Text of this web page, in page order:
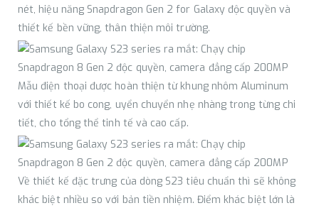
nét, hiệu năng Snapdragon Gen 2 for Galaxy độc quyền và
thiết kế bền vững, thân thiện môi trường.
Mẫu điện thoại được hoàn thiện từ khung nhôm Aluminum
với thiết kế bo cong, uyển chuyển nhẹ nhàng trong từng chi
tiết, cho tổng thể tinh tế và cao cấp.
Về thiết kế đặc trưng của dòng S23 tiêu chuẩn thì sẽ không
khác biệt nhiều so với bản tiền nhiệm. Điểm khác biệt lớn là